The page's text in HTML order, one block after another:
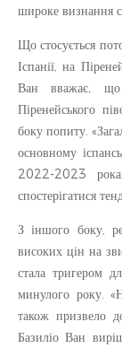
широке визнання
Що стосується
Іспанії, на
Ван вважає, що
Піренейського
боку попиту.
основному
2022-2023
спостерігатися
З іншого боку,
високих цін на
стала тригером
минулого року.
також призвело
Базиліо Ван